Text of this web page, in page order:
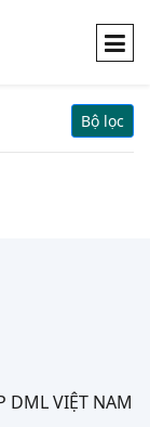
Bộ lọc
DML VIỆT NAM